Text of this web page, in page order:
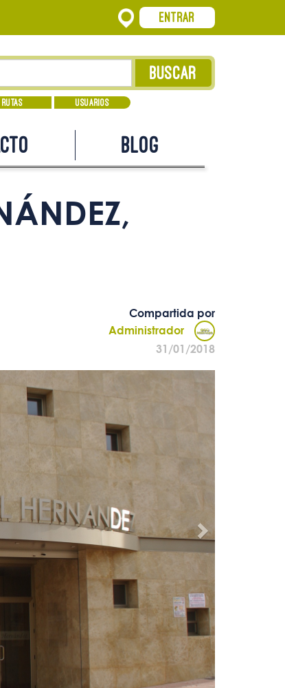
Entrar
Rutas Usuarios
Blog
Compartida por
Administrador
31/01/2018